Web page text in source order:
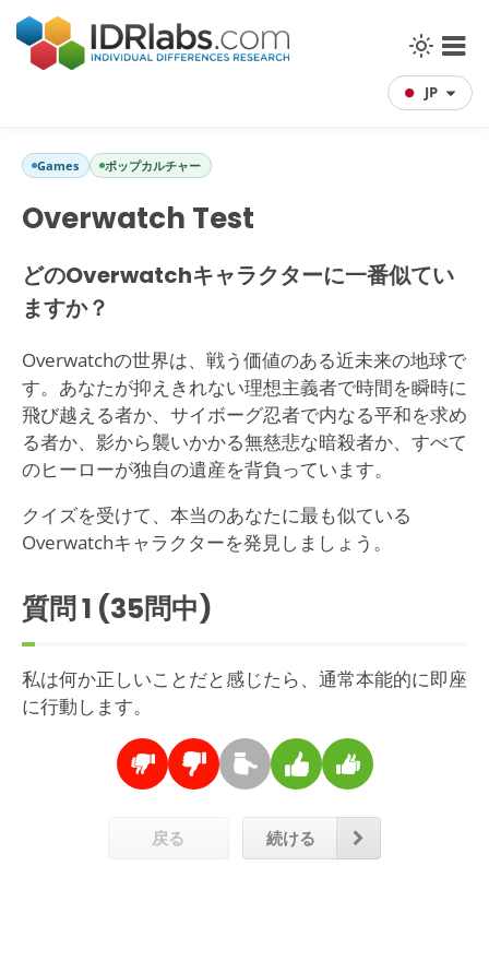
JP
Games ポップカルチャー
Overwatch Test
どのOverwatchキャラクターに一番似てい
ますか？
Overwatchの世界は、戦う価値のある近未来の地球で
す。あなたが抑えきれない理想主義者で時間を瞬時に
飛び越える者か、サイボーグ忍者で内なる平和を求め
る者か、影から襲いかかる無慈悲な暗殺者か、すべて
のヒーローが独自の遺産を背負っています。
クイズを受けて、本当のあなたに最も似ている
Overwatchキャラクターを発見しましょう。
質問1 (35問中)
私は何か正しいことだと感じたら、通常本能的に即座
に行動します。
戻る 続ける